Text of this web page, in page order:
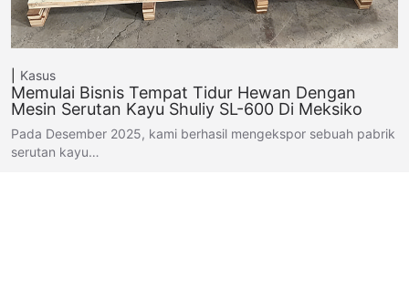
Kasus
Memulai Bisnis Tempat Tidur Hewan Dengan
Mesin Serutan Kayu Shuliy SL-600 Di Meksiko
Pada Desember 2025, kami berhasil mengekspor sebuah pabrik
serutan kayu…